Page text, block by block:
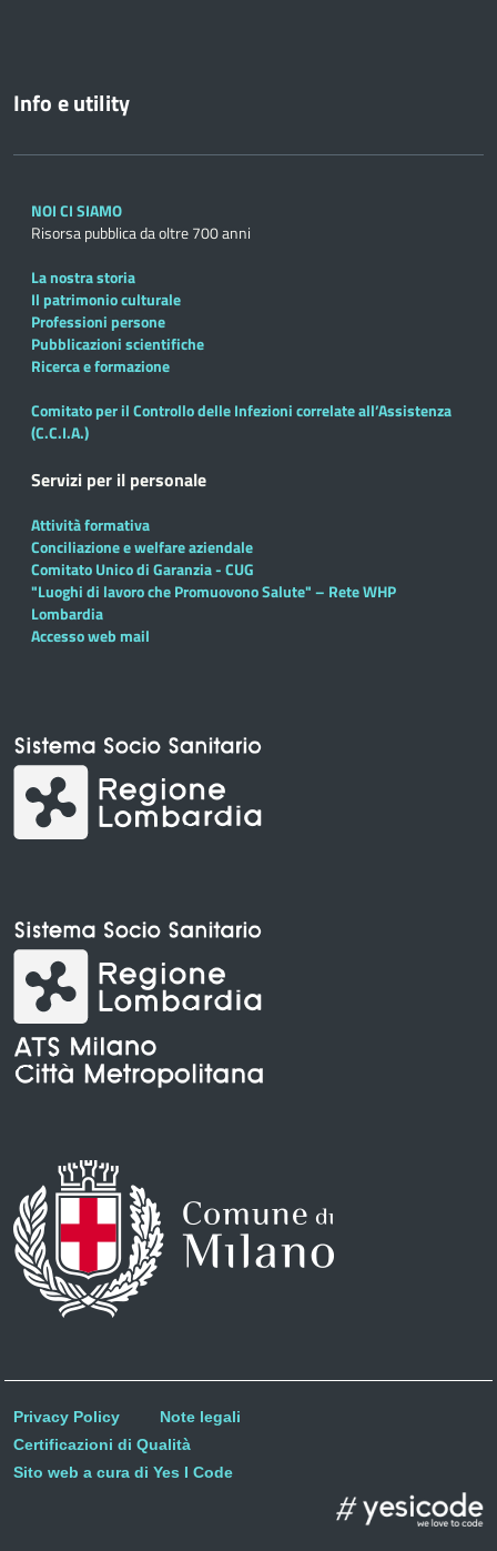
Info e utility
NOI CI SIAMO
Risorsa pubblica da oltre 700 anni
La nostra storia
Il patrimonio culturale
Professioni persone
Pubblicazioni scientifiche
Ricerca e formazione
Comitato per il Controllo delle Infezioni correlate all’Assistenza
(C.C.I.A.)
Servizi per il personale
Attività formativa
Conciliazione e welfare aziendale
Comitato Unico di Garanzia - CUG
"Luoghi di lavoro che Promuovono Salute" – Rete WHP
Lombardia
Accesso web mail
Privacy Policy
Note legali
Certificazioni di Qualità
Sito web a cura di Yes I Code